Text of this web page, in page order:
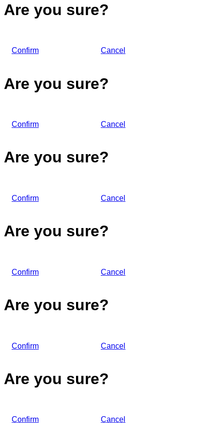
Are you sure?
Confirm Cancel
Are you sure?
Confirm Cancel
Are you sure?
Confirm Cancel
Are you sure?
Confirm Cancel
Are you sure?
Confirm Cancel
Are you sure?
Confirm Cancel